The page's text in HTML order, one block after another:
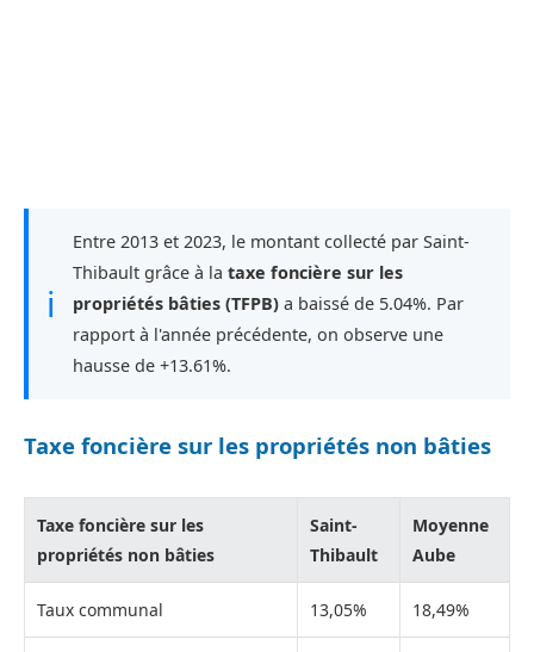
ℹ
Entre 2013 et 2023, le montant collecté par Saint-
Thibault grâce à la taxe foncière sur les
propriétés bâties (TFPB) a baissé de 5.04%. Par
rapport à l'année précédente, on observe une
hausse de +13.61%.
Taxe foncière sur les propriétés non bâties
Taxe foncière sur les
propriétés non bâties
Saint-
Thibault
Moyenne
Aube
Taux communal 13,05% 18,49%